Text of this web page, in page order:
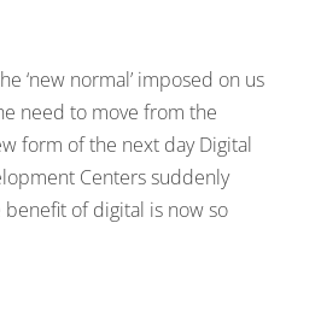
‘new normal’ imposed on us
need to move from the
form of the next day Digital
Centers suddenly
of digital is now so